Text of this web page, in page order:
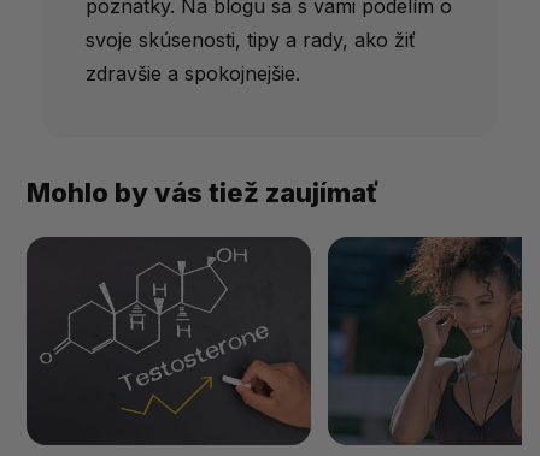
poznatky. Na blogu sa s vami podelím o
svoje skúsenosti, tipy a rady, ako žiť
zdravšie a spokojnejšie.
Mohlo by vás tiež zaujímať